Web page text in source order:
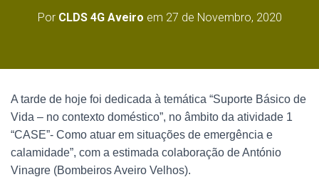
Ç
Por CLDS 4G Aveiro em 27 de Novembro, 2020
A tarde de hoje foi dedicada à temática “Suporte Básico de
Vida – no contexto doméstico”, no âmbito da atividade 1
“CASE”- Como atuar em situações de emergência e
calamidade”, com a estimada colaboração de António
Vinagre (Bombeiros Aveiro Velhos).